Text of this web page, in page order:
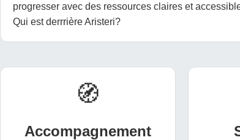
progresser avec des ressources claires et
Qui est derrrière Aristeri?
🧭
Accompagnement